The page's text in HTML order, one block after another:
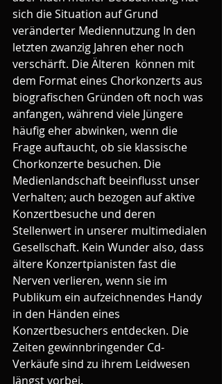
sich die Situation auf Grund
veränderter Mediennutzung In den
letzten zwanzig Jahren eher noch
verschärft. Die Älteren  können mit
dem Format eines Chorkonzerts aus
biografischen Gründen oft noch was
anfangen, während viele Jüngere
häufig eher abwinken, wenn die
Frage auftaucht, ob sie klassische
Chorkonzerte besuchen. Die
Medienlandschaft beeinflusst unser
Verhalten; auch bezogen auf aktive
Konzertbesuche und deren
Stellenwert in unserer multimedialen
Gesellschaft. Kein Wunder also, dass
ältere Konzertpianisten fast die
Nerven verlieren, wenn sie im
Publikum ein aufzeichnendes Handy
in den Händen eines
Konzertbesuchers entdecken. Die
Zeiten gewinnbringender Cd-
Verkäufe sind zu ihrem Leidwesen
längst vorbei.